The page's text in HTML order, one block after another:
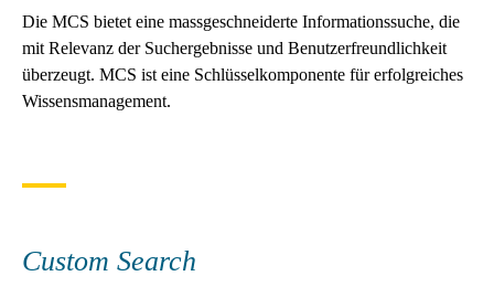
Die MCS bietet eine massgeschneiderte Informationssuche, die
mit Relevanz der Suchergebnisse und Benutzerfreundlichkeit
überzeugt. MCS ist eine Schlüsselkomponente für erfolgreiches
Wissensmanagement.
Custom Search